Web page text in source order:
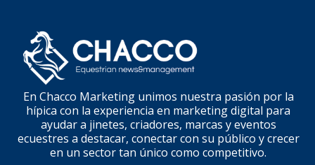
En Chacco Marketing unimos nuestra pasión por la
hípica con la experiencia en marketing digital para
ayudar a jinetes, criadores, marcas y eventos
ecuestres a destacar, conectar con su público y crecer
en un sector tan único como competitivo.